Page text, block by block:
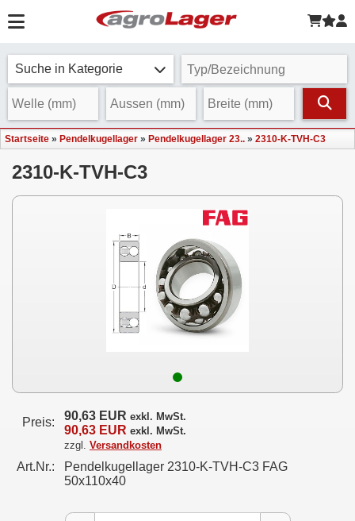
Suche in Kategorie
Startseite » Pendelkugellager » Pendelkugellager 23.. » 2310-K-TVH-C3
2310-K-TVH-C3
Preis: 90,63 EUR exkl. MwSt.
90,63 EUR exkl. MwSt.
zzgl. Versandkosten
Art.Nr.:
Pendelkugellager 2310-K-TVH-C3 FAG
50x110x40